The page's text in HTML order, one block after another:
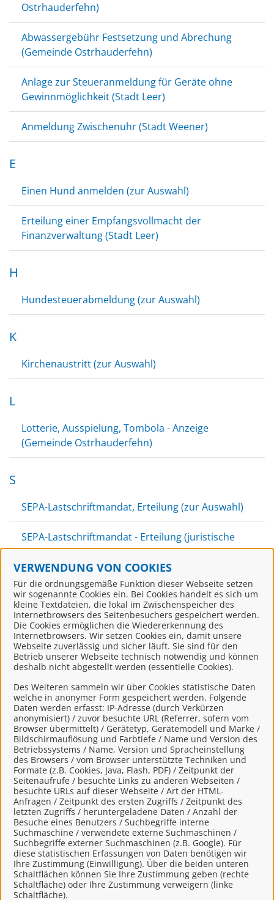
VERWENDUNG VON COOKIES
Für die ordnungsgemäße Funktion dieser Webseite setzen
wir sogenannte Cookies ein. Bei Cookies handelt es sich um
kleine Textdateien, die lokal im Zwischenspeicher des
Internetbrowsers des Seitenbesuchers gespeichert werden.
Die Cookies ermöglichen die Wiedererkennung des
Internetbrowsers. Wir setzen Cookies ein, damit unsere
Webseite zuverlässig und sicher läuft. Sie sind für den
Betrieb unserer Webseite technisch notwendig und können
deshalb nicht abgestellt werden (essentielle Cookies).
Des Weiteren sammeln wir über Cookies statistische Daten
welche in anonymer Form gespeichert werden. Folgende
Daten werden erfasst: IP-Adresse (durch Verkürzen
anonymisiert) / zuvor besuchte URL (Referrer, sofern vom
Browser übermittelt) / Gerätetyp, Gerätemodell und Marke /
Bildschirmauflösung und Farbtiefe / Name und Version des
Betriebssystems / Name, Version und Spracheinstellung
des Browsers / vom Browser unterstützte Techniken und
Formate (z.B. Cookies, Java, Flash, PDF) / Zeitpunkt der
Seitenaufrufe / besuchte Links zu anderen Webseiten /
besuchte URLs auf dieser Webseite / Art der HTML-
Anfragen / Zeitpunkt des ersten Zugriffs / Zeitpunkt des
letzten Zugriffs / heruntergeladene Daten / Anzahl der
Besuche eines Benutzers / Suchbegriffe interne
Suchmaschine / verwendete externe Suchmaschinen /
Suchbegriffe externer Suchmaschinen (z.B. Google). Für
diese statistischen Erfassungen von Daten benötigen wir
Ihre Zustimmung (Einwilligung). Über die beiden unteren
Schaltflächen können Sie Ihre Zustimmung geben (rechte
Schaltfläche) oder Ihre Zustimmung verweigern (linke
Schaltfläche).
Ostrhauderfehn)
Abwassergebühr Festsetzung und Abrechung
(Gemeinde Ostrhauderfehn)
Anlage zur Steueranmeldung für Geräte ohne
Gewinnmöglichkeit (Stadt Leer)
Anmeldung Zwischenuhr (Stadt Weener)
E
Einen Hund anmelden (zur Auswahl)
Erteilung einer Empfangsvollmacht der
Finanzverwaltung (Stadt Leer)
H
Hundesteuerabmeldung (zur Auswahl)
K
Kirchenaustritt (zur Auswahl)
L
Lotterie, Ausspielung, Tombola - Anzeige
(Gemeinde Ostrhauderfehn)
S
SEPA-Lastschriftmandat, Erteilung (zur Auswahl)
SEPA-Lastschriftmandat - Erteilung (juristische
Person) (Gemeinde Ostrhauderfehn)
SEPA-Lastschriftmandat - Erteilung (natürliche
Person) (Gemeinde Ostrhauderfehn)
Steuererklärung für Spielgeräte ohne
Gewinnmöglichkeit (Stadt Leer)
Übernachtungssteuer, Stammdatenerhebung
(Stadt Leer)
Übernachtungssteuer, Steuererklärung (Stadt
Leer)
V
Vergnügungssteuererklärung (Gemeinde
Rhauderfehn)
Z